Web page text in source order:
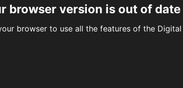
browser version is out of date
browser to use all the features of the